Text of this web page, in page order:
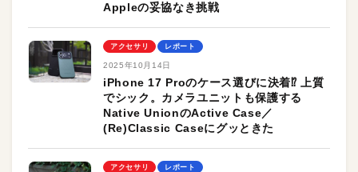
Appleの妥協なき挑戦
アクセサリ レポート
2025年10月14日
iPhone 17 Proのケース選びに決着⁉︎ 上質
でシック。カメラユニットも保護する
Native UnionのActive Case／
(Re)Classic Caseにグッときた
アクセサリ レポート